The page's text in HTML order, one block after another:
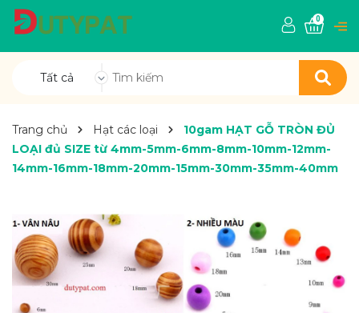
Tất cả
0
Trang chủ Hạt các loại
10gam HẠT GỖ TRÒN ĐỦ
LOẠI đủ SIZE từ 4mm-5mm-6mm-8mm-10mm-12mm-
14mm-16mm-18mm-20mm-15mm-30mm-35mm-40mm